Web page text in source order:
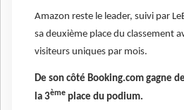
Amazon reste le leader, suivi par
sa deuxième place du classement
visiteurs uniques par mois.
De son côté Booking.com gagne
la 3ème place du podium.